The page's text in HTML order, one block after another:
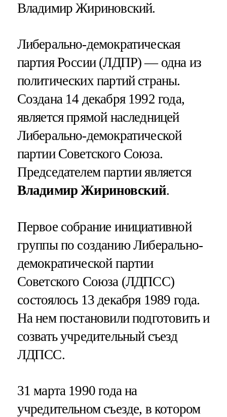
Владимир Жириновский.
Либерально-демократическая
партия России (ЛДПР) — одна из
политических партий страны.
Создана 14 декабря 1992 года,
является прямой наследницей
Либерально-демократической
партии Советского Союза.
Председателем партии является
Владимир Жириновский.
Первое собрание инициативной
группы по созданию Либерально-
демократической партии
Советского Союза (ЛДПСС)
состоялось 13 декабря 1989 года.
На нем постановили подготовить и
созвать учредительный съезд
ЛДПСС.
31 марта 1990 года на
учредительном съезде, в котором